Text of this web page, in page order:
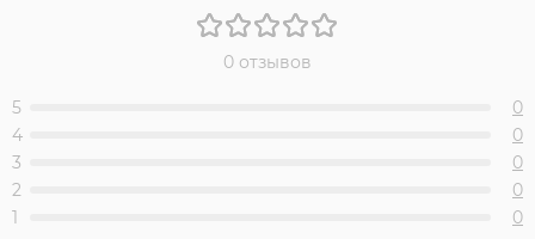
0 отзывов
5
0
4
0
3
0
2
0
1
0